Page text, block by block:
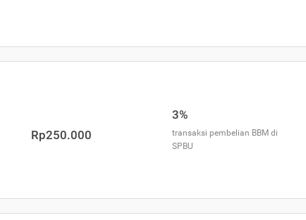
Rp250.000
3%
transaksi pembelian BBM di
SPBU